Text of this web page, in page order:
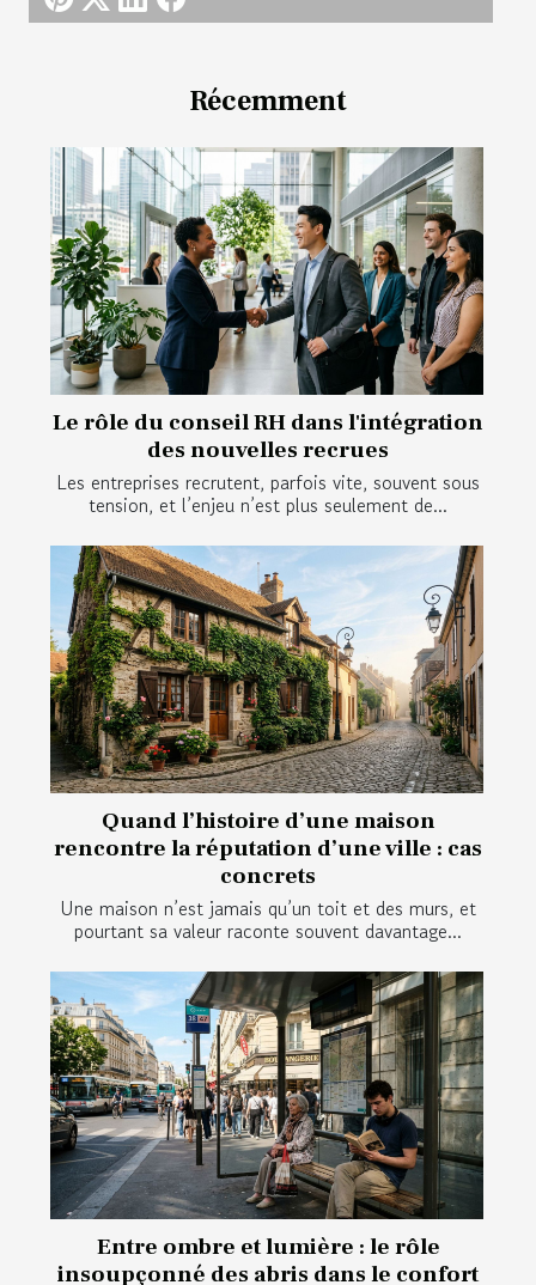
Récemment
Le rôle du conseil RH dans l'intégration
des nouvelles recrues
Les entreprises recrutent, parfois vite, souvent sous
tension, et l’enjeu n’est plus seulement de...
Quand l’histoire d’une maison
rencontre la réputation d’une ville : cas
concrets
Une maison n’est jamais qu’un toit et des murs, et
pourtant sa valeur raconte souvent davantage...
Entre ombre et lumière : le rôle
insoupçonné des abris dans le confort